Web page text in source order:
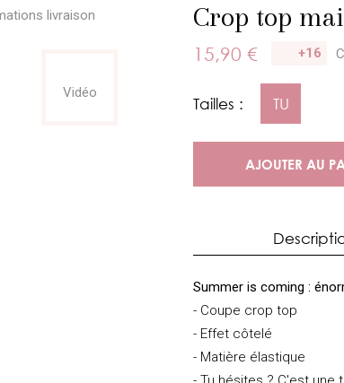
livraison
Vidéo
Crop top
15,90 € +16
Tailles : TU
AJOUTER AU
Summer is coming :
- Coupe crop top
- Effet côtelé
- Matière élastique